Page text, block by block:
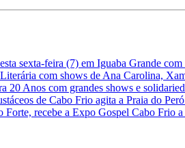
sexta-feira (7) em Iguaba Grande
com shows de Ana Carolina,
20 Anos com grandes shows e
de Cabo Frio agita a Praia do
Forte, recebe a Expo Gospel Cabo Frio